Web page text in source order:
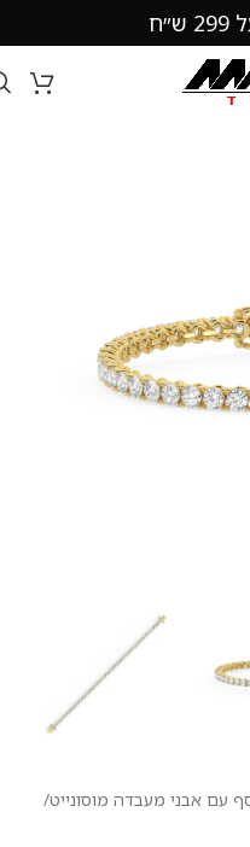
עם אבני מעבדה מוסונייט/